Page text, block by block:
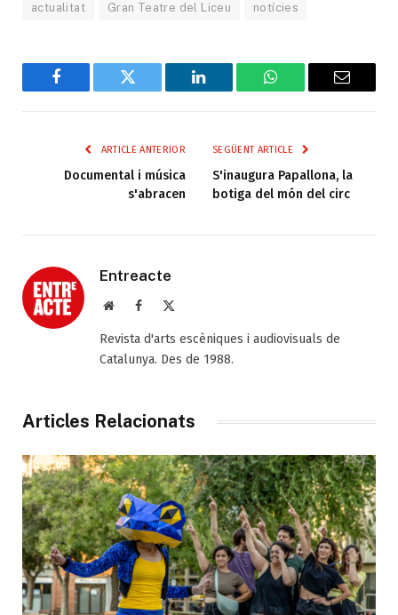
actualitat Gran Teatre del Liceu notícies
Facebook Twitter LinkedIn WhatsAppEmail
ARTICLE ANTERIOR
Documental i música
s'abracen
SEGÜENT ARTICLE
S'inaugura Papallona, la
botiga del món del circ
Entreacte
Web Facebook
Revista d'arts escèniques i audiovisuals de
Catalunya. Des de 1988.
Articles Relacionats